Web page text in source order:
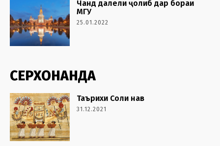
Чанд далели ҷолиб дар бораи
МГУ
25.01.2022
СЕРХОНАНДА
Таърихи Соли нав
31.12.2021